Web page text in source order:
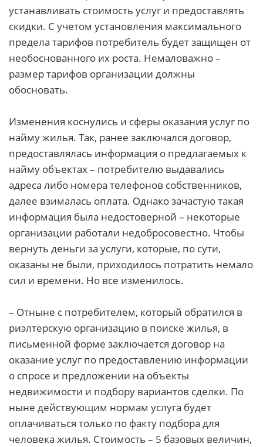
устанавливать стоимость услуг и предоставлять
скидки. С учетом установления максимального
предела тарифов потребитель будет защищен от
необоснованного их роста. Немаловажно –
размер тарифов организации должны
обосновать.
Изменения коснулись и сферы оказания услуг по
найму жилья. Так, ранее заключался договор,
предоставлялась информация о предлагаемых к
найму объектах – потребителю выдавались
адреса либо номера телефонов собственников,
далее взималась оплата. Однако зачастую такая
информация была недостоверной – некоторые
организации работали недобросовестно. Чтобы
вернуть деньги за услуги, которые, по сути,
оказаны не были, приходилось потратить немало
сил и времени. Но все изменилось.
– Отныне с потребителем, который обратился в
риэлтерскую организацию в поиске жилья, в
письменной форме заключается договор на
оказание услуг по предоставлению информации
о спросе и предложении на объекты
недвижимости и подбору вариантов сделки. По
ныне действующим нормам услуга будет
оплачиваться только по факту подбора для
человека жилья. Стоимость – 5 базовых величин,